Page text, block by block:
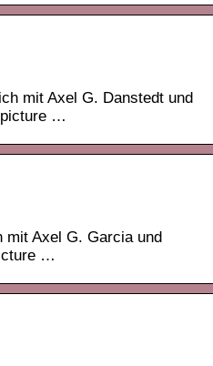
mit Axel G. Danstedt und
picture …
mit Axel G. Garcia und
…